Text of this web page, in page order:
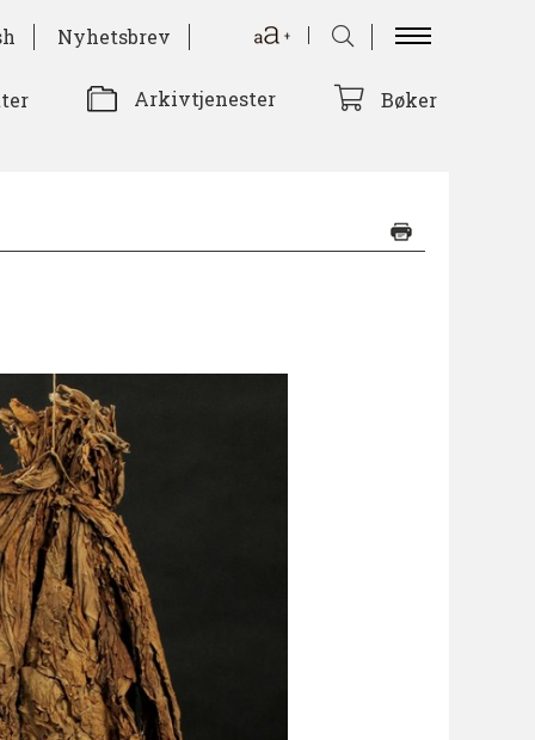
Nyhetsbrev
Arkivtjenester Bøker